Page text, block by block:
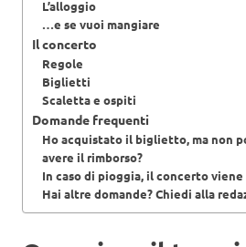
L’alloggio
…e se vuoi mangiare
Il concerto
Regole
Biglietti
Scaletta e ospiti
Domande frequenti
Ho acquistato il biglietto, ma non
avere il rimborso?
In caso di pioggia, il concerto
Hai altre domande? Chiedi alla